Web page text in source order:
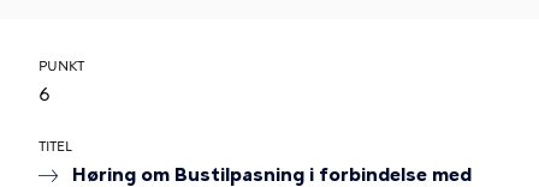
PUNKT
6
TITEL
Høring om Bustilpasning i forbindelse med